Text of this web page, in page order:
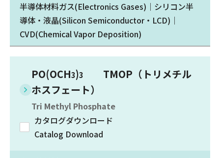
半導体材料ガス(Electronics Gases)｜シリコン半
導体・液晶(Silicon Semiconductor・LCD)｜
CVD(Chemical Vapor Deposition)
PO(OCH3)3
TMOP（トリメチル
ホスフェート）
Tri Methyl Phosphate
カタログダウンロード
Catalog Download